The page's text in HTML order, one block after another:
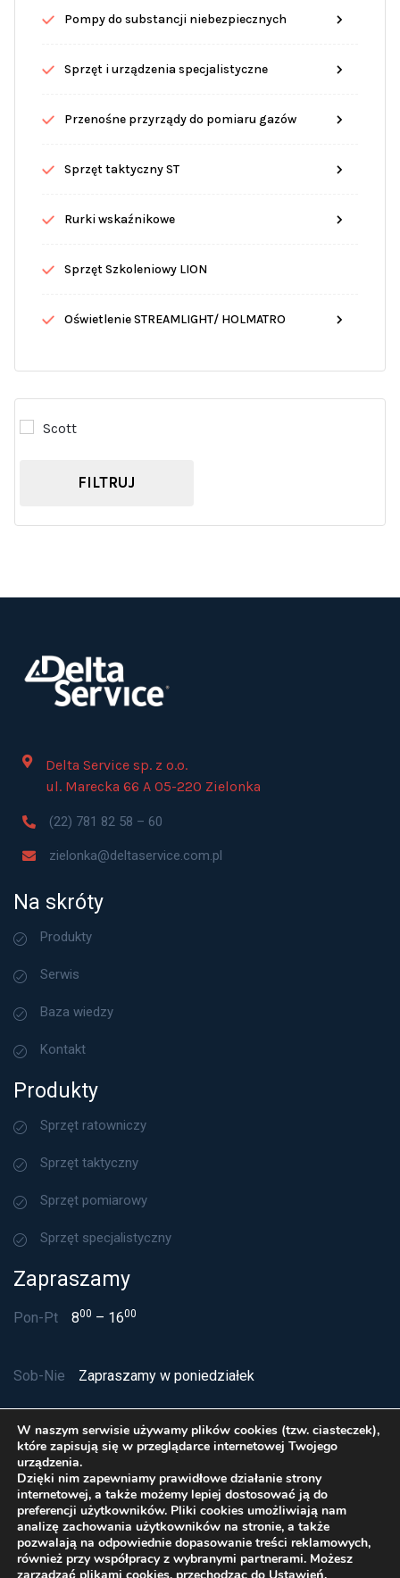
Pompy do substancji niebezpiecznych
Sprzęt i urządzenia specjalistyczne
Przenośne przyrządy do pomiaru gazów
Sprzęt taktyczny ST
Rurki wskaźnikowe
Sprzęt Szkoleniowy LION
Oświetlenie STREAMLIGHT/ HOLMATRO
Scott
FILTRUJ
Delta Service sp. z o.o.
ul. Marecka 66 A 05-220 Zielonka
(22) 781 82 58 – 60
zielonka@deltaservice.com.pl
Na skróty
Produkty
Serwis
Baza wiedzy
Kontakt
Produkty
Sprzęt ratowniczy
Sprzęt taktyczny
Sprzęt pomiarowy
Sprzęt specjalistyczny
Zapraszamy
Pon-Pt 800 – 1600
Sob-Nie Zapraszamy w poniedziałek
W naszym serwisie używamy plików cookies (tzw. ciasteczek),
które zapisują się w przeglądarce internetowej Twojego
urządzenia.
Dzięki nim zapewniamy prawidłowe działanie strony
internetowej, a także możemy lepiej dostosować ją do
preferencji użytkowników. Pliki cookies umożliwiają nam
analizę zachowania użytkowników na stronie, a także
pozwalają na odpowiednie dopasowanie treści reklamowych,
również przy współpracy z wybranymi partnerami. Możesz